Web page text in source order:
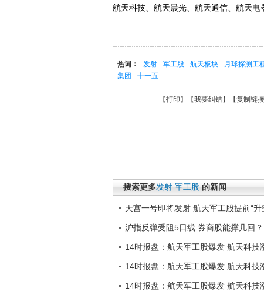
航天科技、航天晨光、航天通信、航天电
热词： 发射 军工股 航天板块 月球探测工
集团
十一五
【打印 】【我要纠错】【复制链接
搜索更多发射 军工股 的新闻
天宫一号即将发射 航天军工股提前“升
沪指反弹受阻5日线 券商股能撑几回？
14时报盘：航天军工股爆发 航天科技
14时报盘：航天军工股爆发 航天科技
14时报盘：航天军工股爆发 航天科技